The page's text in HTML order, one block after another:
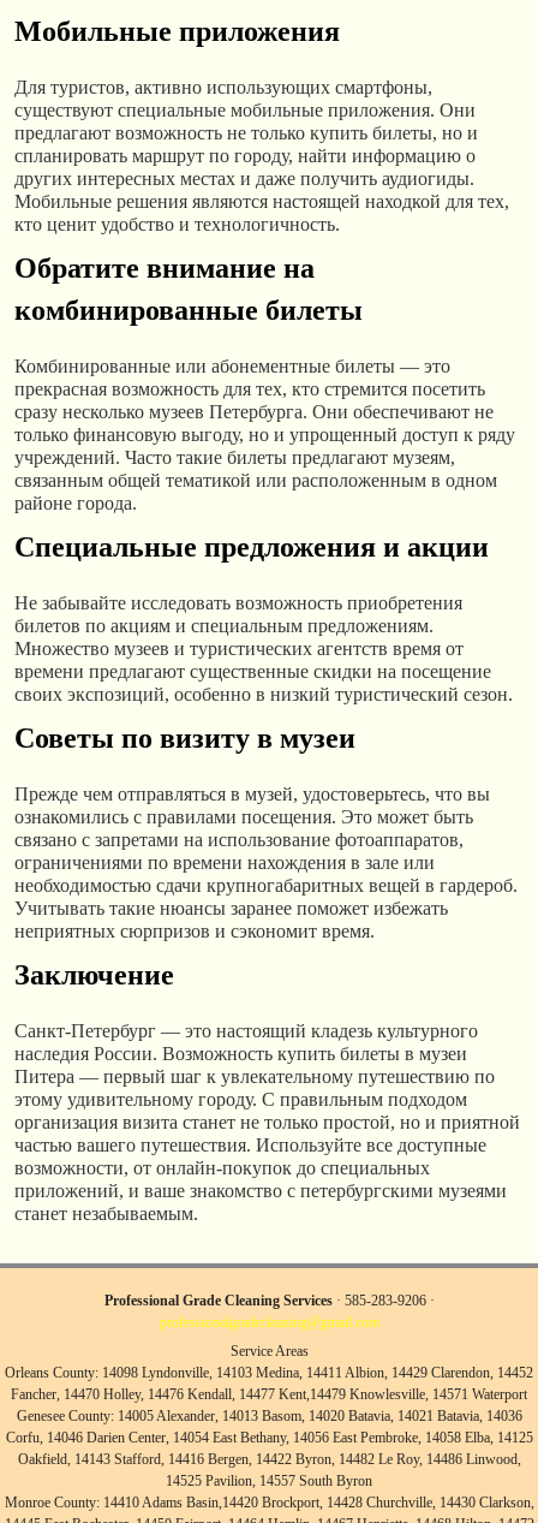
Мобильные приложения
Для туристов, активно использующих смартфоны,
существуют специальные мобильные приложения. Они
предлагают возможность не только купить билеты, но и
спланировать маршрут по городу, найти информацию о
других интересных местах и даже получить аудиогиды.
Мобильные решения являются настоящей находкой для тех,
кто ценит удобство и технологичность.
Обратите внимание на
комбинированные билеты
Комбинированные или абонементные билеты — это
прекрасная возможность для тех, кто стремится посетить
сразу несколько музеев Петербурга. Они обеспечивают не
только финансовую выгоду, но и упрощенный доступ к ряду
учреждений. Часто такие билеты предлагают музеям,
связанным общей тематикой или расположенным в одном
районе города.
Специальные предложения и акции
Не забывайте исследовать возможность приобретения
билетов по акциям и специальным предложениям.
Множество музеев и туристических агентств время от
времени предлагают существенные скидки на посещение
своих экспозиций, особенно в низкий туристический сезон.
Советы по визиту в музеи
Прежде чем отправляться в музей, удостоверьтесь, что вы
ознакомились с правилами посещения. Это может быть
связано с запретами на использование фотоаппаратов,
ограничениями по времени нахождения в зале или
необходимостью сдачи крупногабаритных вещей в гардероб.
Учитывать такие нюансы заранее поможет избежать
неприятных сюрпризов и сэкономит время.
Заключение
Санкт-Петербург — это настоящий кладезь культурного
наследия России. Возможность купить билеты в музеи
Питера — первый шаг к увлекательному путешествию по
этому удивительному городу. С правильным подходом
организация визита станет не только простой, но и приятной
частью вашего путешествия. Используйте все доступные
возможности, от онлайн-покупок до специальных
приложений, и ваше знакомство с петербургскими музеями
станет незабываемым.
Professional Grade Cleaning Services· 585-283-9206 ·
professionalgradecleaning@gmail.com
Service Areas
Orleans County: 14098 Lyndonville, 14103 Medina, 14411 Albion, 14429 Clarendon, 14452
Fancher, 14470 Holley, 14476 Kendall, 14477 Kent,14479 Knowlesville, 14571 Waterport
Genesee County: 14005 Alexander, 14013 Basom, 14020 Batavia, 14021 Batavia, 14036
Corfu, 14046 Darien Center, 14054 East Bethany, 14056 East Pembroke, 14058 Elba, 14125
Oakfield, 14143 Stafford, 14416 Bergen, 14422 Byron, 14482 Le Roy, 14486 Linwood,
14525 Pavilion, 14557 South Byron
Monroe County: 14410 Adams Basin,14420 Brockport, 14428 Churchville, 14430 Clarkson,